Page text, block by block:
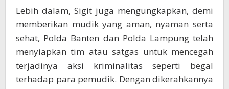
Lebih dalam, Sigit juga mengungkapkan, demi
memberikan mudik yang aman, nyaman serta
sehat, Polda Banten dan Polda Lampung telah
menyiapkan tim atau satgas untuk mencegah
terjadinya aksi kriminalitas seperti begal
terhadap para pemudik. Dengan dikerahkannya